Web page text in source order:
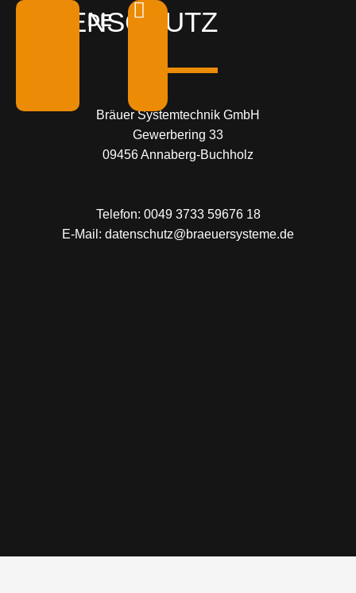
DE
EN
BräuerSystemtechnik GmbH
Gewerbering 33
09456 Annaberg-Buchholz
Telefon: 0049 3733 59676 18
E-Mail: datenschutz@braeuersysteme.de
DATENSCHUTZ